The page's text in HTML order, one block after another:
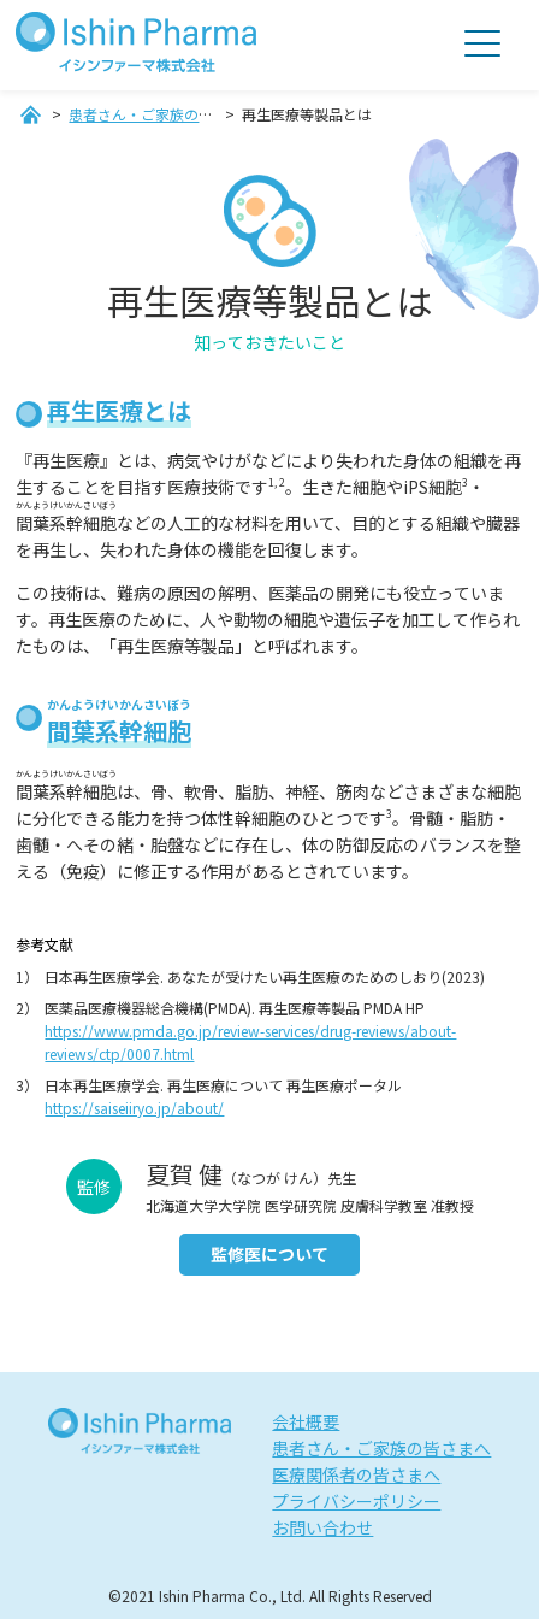
患者さん・ご家族の皆さまへ再生医療等製品とは
再生医療等製品とは
知っておきたいこと
再生医療とは
『再生医療』とは、病気やけがなどにより失われた身体の組織を再
生することを目指す医療技術です1, 2。生きた細胞やiPS細胞3 ・
間葉系幹細胞
かんようけいかんさいぼう
などの人工的な材料を用いて、目的とする組織や臓器
を再生し、失われた身体の機能を回復します。
この技術は、難病の原因の解明、医薬品の開発にも役立っていま
す。再生医療のために、人や動物の細胞や遺伝子を加工して作られ
たものは、「再生医療等製品」と呼ばれます。
間葉系幹細胞
かんようけいかんさいぼう
間葉系幹細胞
かんようけいかんさいぼう
は、骨、軟骨、脂肪、神経、筋肉などさまざまな細胞
に分化できる能力を持つ体性幹細胞のひとつです3。骨髄・脂肪・
歯髄・へその緒・胎盤などに存在し、体の防御反応のバランスを整
える（免疫）に修正する作用があるとされています。
参考文献
1）
日本再生医療学会. あなたが受けたい再生医療のためのしおり(2023)
2）
医薬品医療機器総合機構(PMDA). 再生医療等製品 PMDA HP
https://www.pmda.go.jp/review-services/drug-reviews/about-
reviews/ctp/0007.html
3）
日本再生医療学会. 再生医療について 再生医療ポータル
https://saiseiiryo.jp/about/
監修 夏賀 健（なつが けん）先生
北海道大学大学院 医学研究院 皮膚科学教室 准教授
監修医について
会社概要
患者さん・ご家族の皆さまへ
医療関係者の皆さまへ
プライバシーポリシー
お問い合わせ
©2021 Ishin Pharma Co., Ltd. All Rights Reserved